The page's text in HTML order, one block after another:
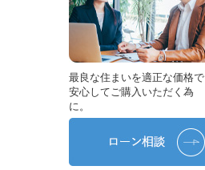
最良な住まいを適正な価格で
安心してご購入いただく為
に。